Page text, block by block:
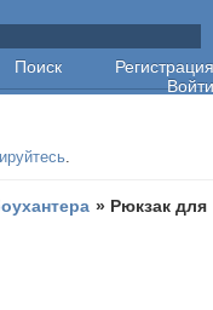
Поиск
Регистрация
Войти
.
» Рюкзак для